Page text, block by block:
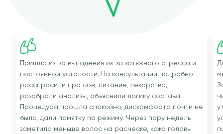
Пришла из-за выпадения из-за затяжного стресса и
постоянной усталости. На консультации подробно
расспросили про сон, питание, лекарства,
разобрали анализы, объяснили логику состава.
Процедура прошла спокойно, дискомфорта почти не
было, дали памятку по режиму. Через пару недель
заметила меньше волос на расческе, кожа головы